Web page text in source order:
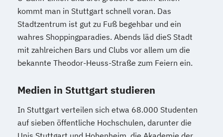
kommt man in Stuttgart schnell voran. Das
Stadtzentrum ist gut zu Fuß begehbar und ein
wahres Shoppingparadies. Abends läd dieS Stadt
mit zahlreichen Bars und Clubs vor allem um die
bekannte Theodor-Heuss-Straße zum Feiern ein.
Medien in Stuttgart studieren
In Stuttgart verteilen sich etwa 68.000 Studenten
auf sieben öffentliche Hochschulen, darunter die